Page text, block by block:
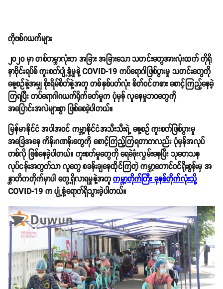
ကိုဗစ်ဂယက်များ
၂၀၂၀ မှာ တစ်ကမ္ဘာလုံးက အခြား အခြားသော သတင်းတွေအားလုံးထက် ကိုရို
နာဗိုင်းရပ်စ် ကူးစက်ပျံ့နှံ့မှုနဲ့ COVID-19 ကပ်ရောဂါဖြစ်ပွားမှု သတင်းတွေကို
နေ့စဥ်နဲ့အမျှ စိုးရိမ်စိတ်နဲ့အတူ တစ်နှစ်ပတ်လုံး စိတ်ဝင်တစား စောင့်ကြည့်နေခဲ့
ကြရပြီး ကပ်ရောဂါဂယက်ရိုက်ခတ်မှုက ပုံမှန် လူနေမှုဘဝတွေကို
အပြောင်းအလဲများစွာ ဖြစ်စေခဲ့ပါတယ်။
မြန်မာနိုင်ငံ အပါအဝင် ကမ္ဘာ့နိုင်ငံအသီးသီးရဲ့ နေ့စဥ် ကူးစက်ဖြစ်ပွားမှု
အခြေအနေ ကိန်းဂဏန်းတွေကို စောင့်ကြည့်ကြရတာကလည်း ပုံမှန်အလုပ်
တစ်လို ဖြစ်နေခဲ့ပါတယ်။ ကူးစက်မှုတွေကို ရေခဲဖုံးလွှမ်းနေပြီး သုတေသန
လုပ်ငန်းအတွက်သာ လူတွေ စခန်းချနေထိုင်ကြတဲ့ ကမ္ဘာ့တောင်ဝင်ရိုးစွန်းမှ အ
န္တာတိကတိုက်မှာပါ တွေ့ရှိလာရမှုနဲ့အတူကမ္ဘာ့တိုက်ကြီး ခုနစ်တိုက်လုံးသို့
COVID-19 က ပျံ့နှံ့ရောက်ရှိသွားခဲ့ပါတယ်။